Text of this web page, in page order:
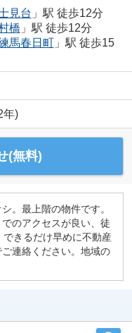
見台 」駅 徒歩12分
橋 」駅 徒歩12分
馬春日町」駅 徒歩15
年)
(無料)
。最上階の物件です。
のアクセスが良い、徒
きるだけ早めに不動産
連絡ください。地域の